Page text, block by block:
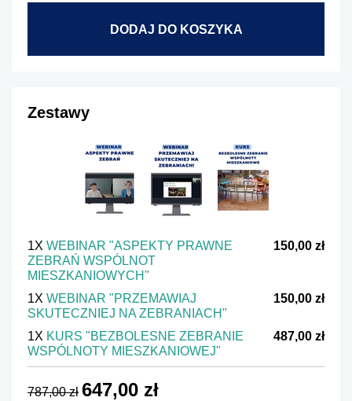
DODAJ DO KOSZYKA
Zestawy
1X WEBINAR "ASPEKTY PRAWNE
ZEBRAŃ WSPÓLNOT
MIESZKANIOWYCH"
150,00 zł
1X WEBINAR "PRZEMAWIAJ
SKUTECZNIEJ NA ZEBRANIACH"
150,00 zł
1X KURS "BEZBOLESNE ZEBRANIE
WSPÓLNOTY MIESZKANIOWEJ"
487,00 zł
787,00 zł 647,00 zł